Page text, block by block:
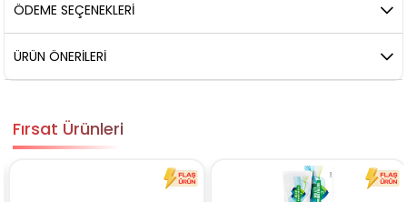
ÖDEME SEÇENEKLERI
ÜRÜN ÖNERILERI
Fırsat Ürünleri